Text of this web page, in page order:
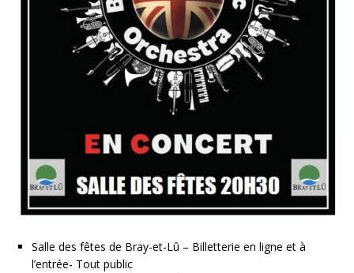
Salle des fêtes de Bray-et-Lû – Billetterie en ligne et à
l’entrée- Tout public